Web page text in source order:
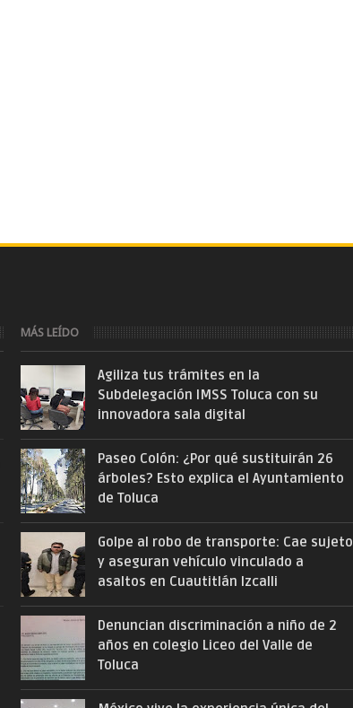
MÁS LEÍDO
Agiliza tus trámites en la
Subdelegación IMSS Toluca con su
innovadora sala digital
Paseo Colón: ¿Por qué sustituirán 26
árboles? Esto explica el Ayuntamiento
de Toluca
Golpe al robo de transporte: Cae sujeto
y aseguran vehículo vinculado a
asaltos en Cuautitlán Izcalli
Denuncian discriminación a niño de 2
años en colegio Liceo del Valle de
Toluca